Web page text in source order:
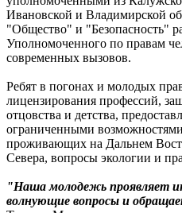
Ивановской и Владимирской
"Общество" и "Безопасность"
Уполномоченного по правам
современных вызовов.
Ребят в погонах и молодых
лицензирования профессий,
отцовства и детства,
ограниченными
проживающих на Дальнем
Севера, вопросы экологии и
"Наша молодежь проявляет
волнующие вопросы и